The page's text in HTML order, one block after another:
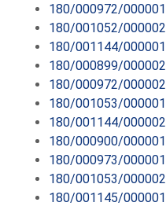
180/000972/000001
180/001052/000002
180/001144/000001
180/000899/000002
180/000972/000002
180/001053/000001
180/001144/000002
180/000900/000001
180/000973/000001
180/001053/000002
180/001145/000001